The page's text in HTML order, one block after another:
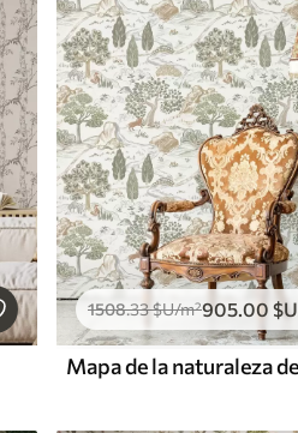
1508.33$U/m²905.00 $U